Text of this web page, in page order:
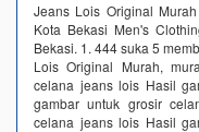
Jeans Lois Original
Kota Bekasi Men's
Bekasi. 1. 444 suka 5
Lois Original Murah,
celana jeans lois Hasil
gambar untuk grosir
celana jeans lois Hasil